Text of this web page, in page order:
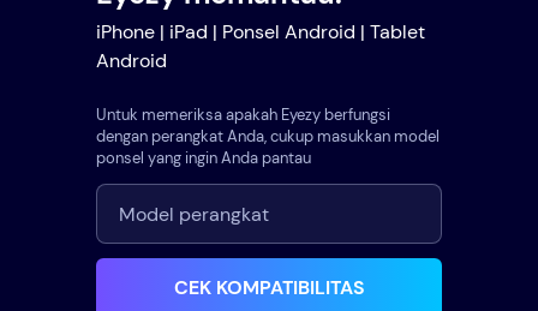
iPhone | iPad | Ponsel Android | Tablet
Android
Untuk memeriksa apakah Eyezy berfungsi
dengan perangkat Anda, cukup masukkan model
ponsel yang ingin Anda pantau
CEK KOMPATIBILITAS